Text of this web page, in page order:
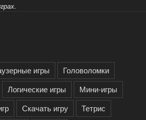
игры
Головоломки
Логические игры
Мини-игры
Скачать игру
Тетрис